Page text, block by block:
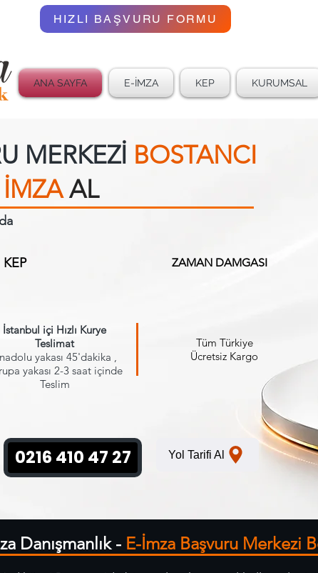
HIZLI BAŞVURU FORMU
ANA SAYFA E-İMZA KEP KURUMSAL
MERKEZİ BOSTANCI
AL
KEP
İstanbul içi Hızlı Kurye
Teslimat
yakası 45'dakika ,
yakası 2-3 saat içinde
Teslim
0216 410 47 27
ZAMAN DAMGASI
Tüm Türkiye
Ücretsiz Kargo
Yol Tarifi Al
Danışmanlık - E-İmza Başvuru Merkezi